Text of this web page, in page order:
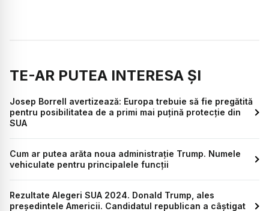
TE-AR PUTEA INTERESA ȘI
Josep Borrell avertizează: Europa trebuie să fie pregătită
pentru posibilitatea de a primi mai puţină protecţie din
SUA
Cum ar putea arăta noua administrație Trump. Numele
vehiculate pentru principalele funcții
Rezultate Alegeri SUA 2024. Donald Trump, ales
președintele Americii. Candidatul republican a câștigat